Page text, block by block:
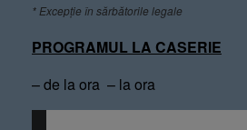
* Excepție în sărbătorile legale
PROGRAMUL LA CASERIE
– de la ora – la ora